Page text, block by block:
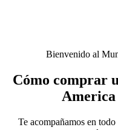
Bienvenido al
Cómo comprar
America
Te acompañamos en